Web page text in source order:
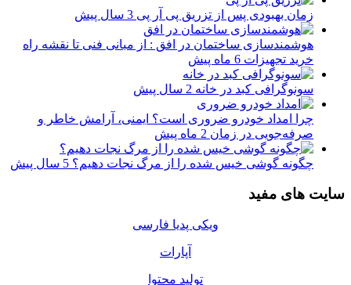
زمان بهبودی پس از تزریق پی آر پی 3 سال پیش
هوشمندسازی ساختمان در افق : از مبانی فنی تا نقشه راه
خرید تجهیزات 6 ماه پیش
سونوگرافی کبد در خانه 2 سال پیش
چرا امداد خودرو ضروری است؟ ایمنی، آرامش خاطر و
صرفه‌جویی در زمان 2 ماه پیش
چگونه گوشی خیس شده را از مرگ نجات دهیم؟ 5 سال پیش
سایت های مفید
ویکی پدیا فارسی
آپارات
تولید محتوا